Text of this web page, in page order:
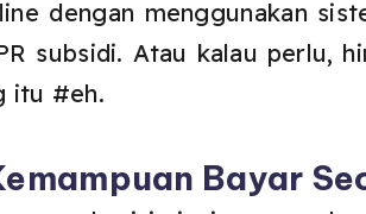
dengan menggunakan
subsidi. Atau kalau perlu,
itu #eh.
Bayar